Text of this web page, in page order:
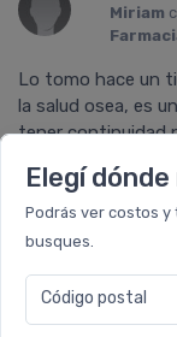
Elegí
Podrás ver costos
busques.
Código postal
Miriam
Lo tomo hace un
la salud osea, es
tener continuidad
Leloir.
Es un producto